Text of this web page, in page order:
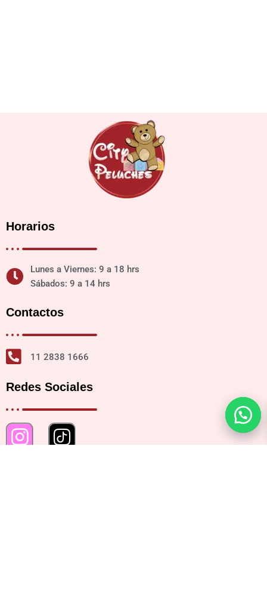
Horarios
Lunes a Viernes: 9 a 18 hrs
Sábados: 9 a 14 hrs
Contactos
11 2838 1666
Redes Sociales